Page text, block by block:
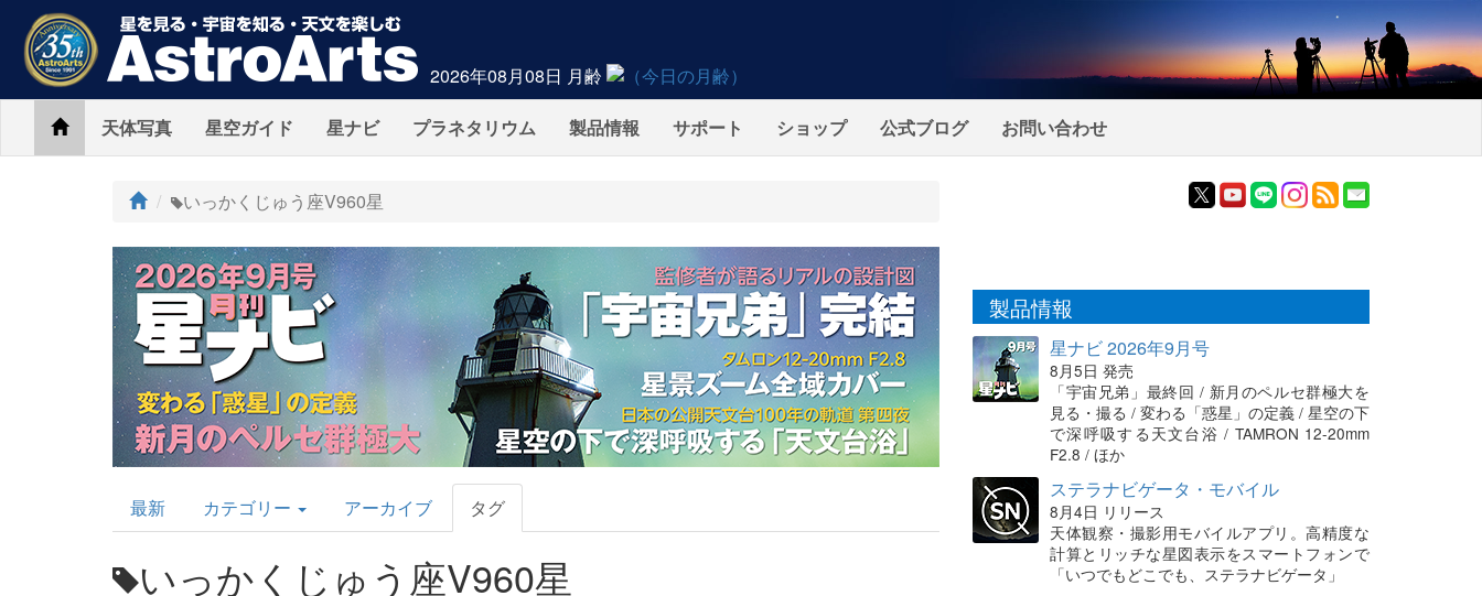
2026年08月08日 月齢
Home天体写真 星空ガイド 星ナビ プラネタリウム 製品情報 サポート ショップ 公式ブログ お問い合わせ
ト
プ
いっかくじゅう座V960星
AstroArts
Topics
最新 カテゴリー アーカイブ タグ
いっかくじゅう座V960星
製品情報
星ナビ 2026年9月号
8月5日 発売
「宇宙兄弟」最終回 / 新月のペルセ群極大を
見る・撮る / 変わる「惑星」の定義 / 星空の下
で深呼吸する天文台浴 / TAMRON 12-20mm
F2.8 / ほか
ステラナビゲータ・モバイル
8月4日 リリース
天体観察・撮影用モバイルアプリ。高精度な
計算とリッチな星図表示をスマートフォンで
「いつでもどこでも、ステラナビゲータ」